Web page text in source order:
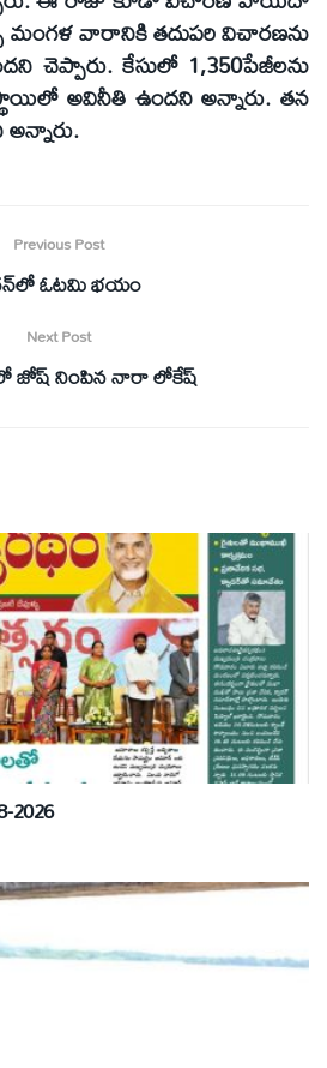
మంగళ వారానికి తదుపరి విచారణను
చెప్పారు. కేసులో 1,350పేజీలను
అవినీతి ఉందని అన్నారు. తన
Previous Post
ఓటమి భయం
Next Post
జోష్‌ నింపిన నారా లోకేష్
2026